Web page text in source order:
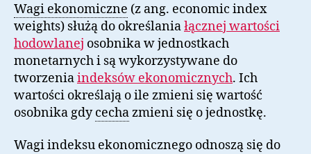
Wagi ekonomiczne (z ang. economic index
weights) służą do określaniałącznej wartości
hodowlanej osobnika w jednostkach
monetarnych i są wykorzystywane do
tworzeniaindeksów ekonomicznych. Ich
wartości określają o ile zmieni się wartość
osobnika gdycechazmieni się o jednostkę.
Wagi indeksu ekonomicznego odnoszą się do